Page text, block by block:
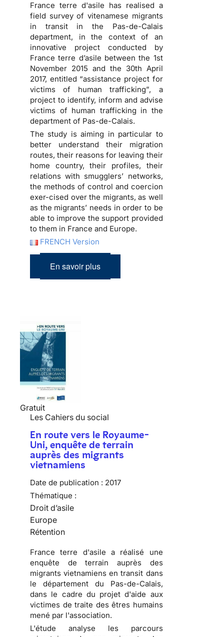
France terre d'asile has realised a
field survey of vitenamese migrants
in transit in the Pas-de-Calais
department, in the context of an
innovative project conducted by
France terre d’asile between the 1st
November 2015 and the 30th April
2017, entitled “assistance project for
victims of human trafficking”, a
project to identify, inform and advise
victims of human trafficking in the
department of Pas-de-Calais.
The study is aiming in particular to
better understand their migration
routes, their reasons for leaving their
home country, their profiles, their
relations with smugglers’ networks,
the methods of control and coercion
exer-cised over the migrants, as well
as the migrants’ needs in order to be
able to improve the support provided
to them in France and Europe.
FRENCH Version
En savoir plus
Gratuit
Les Cahiers du social
En route vers le Royaume-
Uni, enquête de terrain
auprès des migrants
vietnamiens
Date de publication : 2017
Thématique :
Droit d’asile
Europe
Rétention
France terre d'asile a réalisé une
enquête de terrain auprès des
migrants vietnamiens en transit dans
le département du Pas-de-Calais,
dans le cadre du projet d'aide aux
victimes de traite des êtres humains
mené par l'association.
L'étude analyse les parcours